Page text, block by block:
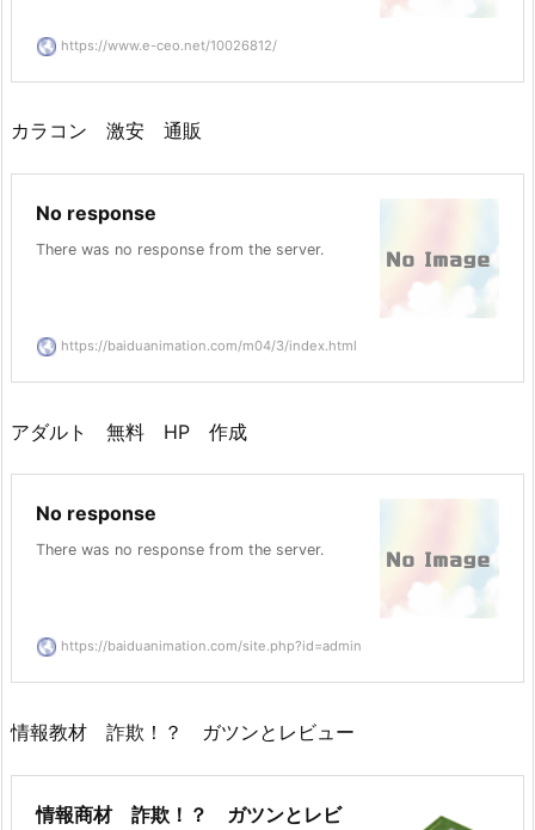
https://www.e-ceo.net/10026812/
カラコン 激安 通販
No response
There was no response from the server.
https://baiduanimation.com/m04/3/index.html
アダルト 無料 HP 作成
No response
There was no response from the server.
https://baiduanimation.com/site.php?id=admin
情報教材 詐欺！？ ガツンとレビュー
情報商材 詐欺！？ ガツンとレビ